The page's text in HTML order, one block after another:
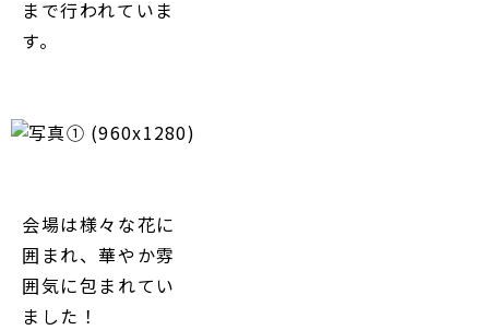
まで行われていま
す。
会場は様々な花に
囲まれ、華やか雰
囲気に包まれてい
ました！